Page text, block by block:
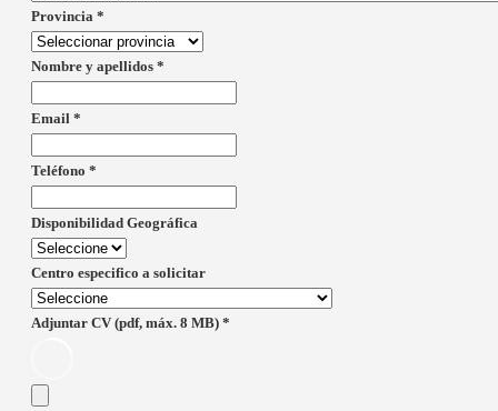
Provincia *
Nombre y apellidos *
Email *
Teléfono *
Disponibilidad Geográfica
Centro especifico a solicitar
Adjuntar CV (pdf, máx. 8 MB) *